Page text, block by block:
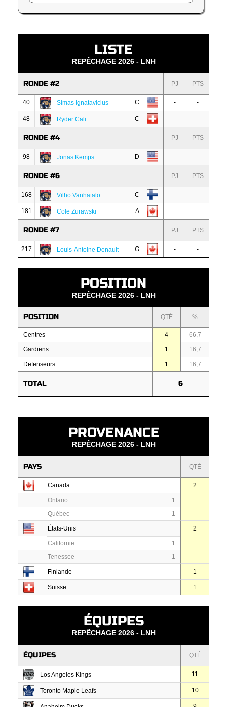
LISTE
REPÊCHAGE 2026 - LNH
RONDE #2 PJ PTS
40 Simas Ignatavicius C - -
48 Ryder Cali C - -
RONDE #4 PJ PTS
98 Jonas Kemps D - -
RONDE #6 PJ PTS
168 Vilho Vanhatalo C - -
181 Cole Zurawski A - -
RONDE #7 PJ PTS
217 Louis-Antoine Denault G - -
POSITION
REPÊCHAGE 2026 - LNH
POSITION QTÉ %
Centres 4 66,7
Gardiens 1 16,7
Defenseurs 1 16,7
TOTAL 6
PROVENANCE
REPÊCHAGE 2026 - LNH
PAYS QTÉ
Canada 2
Ontario
1
Québec
1
États-Unis 2
Californie
1
Tenessee
1
Finlande 1
Suisse 1
ÉQUIPES
REPÊCHAGE 2026 - LNH
ÉQUIPES QTÉ
Los Angeles Kings 11
Toronto Maple Leafs 10